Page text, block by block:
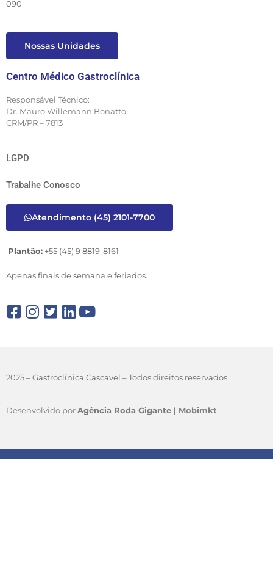
090
Nossas Unidades
Centro Médico Gastroclínica
Responsável Técnico:
Dr. Mauro Willemann Bonatto
CRM/PR – 7813
LGPD
Trabalhe Conosco
Atendimento (45) 2101-7700
Plantão: +55 (45) 9 8819-8161
Apenas finais de semana e feriados.
2025 – Gastroclínica Cascavel – Todos direitos reservados
Desenvolvido porAgência Roda Gigante | Mobimkt